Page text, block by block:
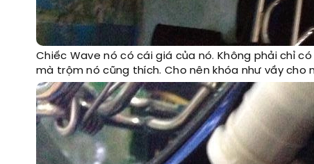
Chiếc Wave nó có cái giá của nó. Không phải chỉ
mà trộm nó cũng thích. Cho nên khóa như vầy cho